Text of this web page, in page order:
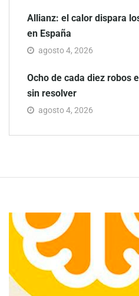
Allianz: el calor dispara
en España
agosto 4, 2026
Ocho de cada diez robos
sin resolver
agosto 4, 2026